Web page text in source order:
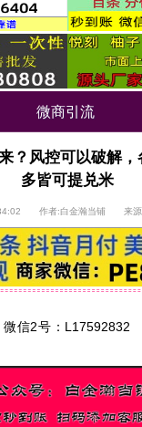
微商引流
？风控可以破解
多皆可提兑米
作者:白金瀚当铺 来源:
信2号：L17592832